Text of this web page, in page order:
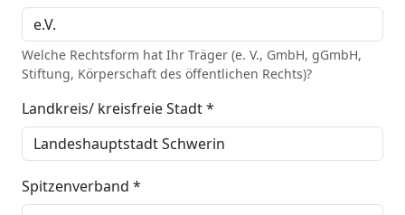
Welche Rechtsform hat Ihr Träger (e. V., GmbH, gGmbH,
Stiftung, Körperschaft des öffentlichen Rechts)?
Landkreis/ kreisfreie Stadt *
Spitzenverband *